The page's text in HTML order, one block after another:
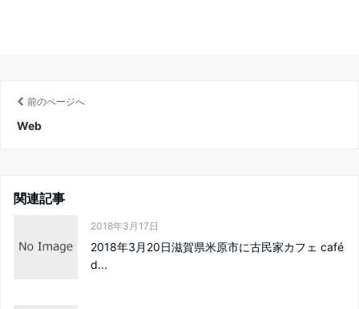
前のページへ
Web
関連記事
2018年3月17日
2018年3月20日滋賀県米原市に古民家カフェ café
d...